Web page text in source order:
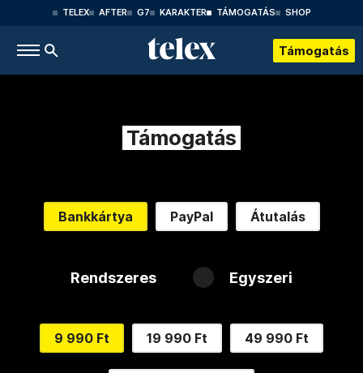
TELEX AFTER G7 KARAKTER TÁMOGATÁS SHOP
Támogatás
Támogatás
Bankkártya PayPal Átutalás
Rendszeres Egyszeri
9 990 Ft 19 990 Ft 49 990 Ft